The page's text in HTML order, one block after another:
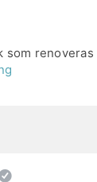
som renoveras